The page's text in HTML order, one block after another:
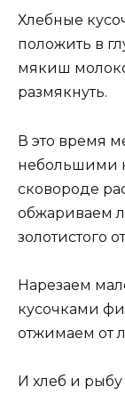
Хлебные
положить в
мякиш
размякнуть.
В это время
небольшими
сковороде
обжариваем
золотистого
Нарезаем
кусочками
отжимаем от
И хлеб и